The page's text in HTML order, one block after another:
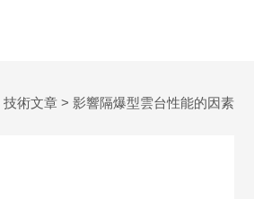
技術文章 > 影響隔爆型雲台性能的因素